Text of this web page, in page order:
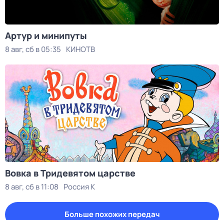
Артур и минипуты
8 авг, сб в 05:35 КИНОТВ
Вовка в Тридевятом царстве
8 авг, сб в 11:08 Россия К
Больше похожих передач